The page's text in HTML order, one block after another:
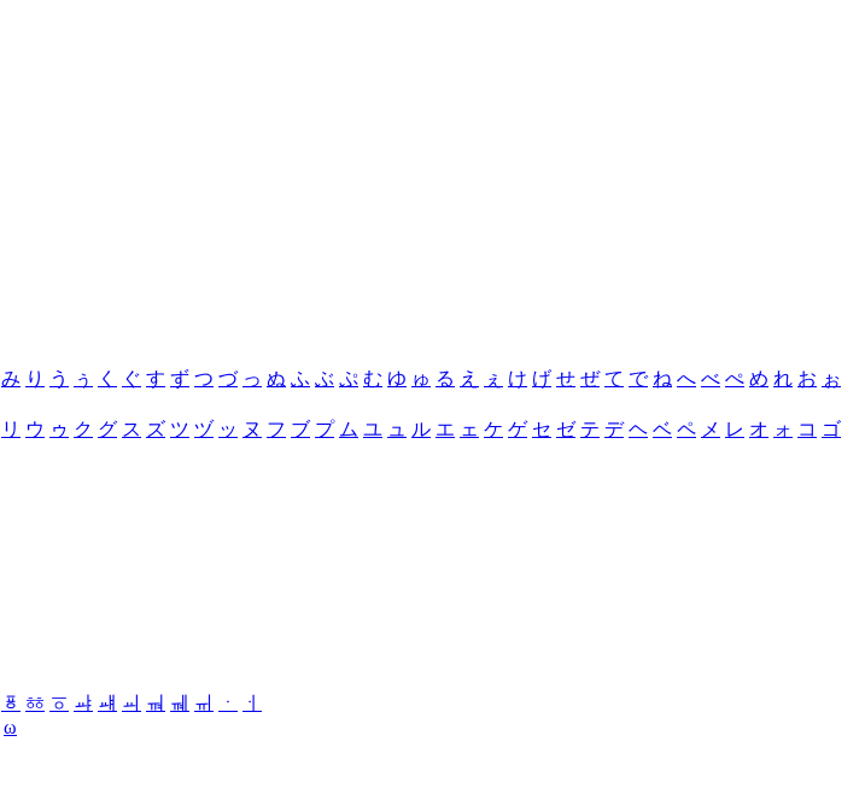
み り う ぅ く ぐ す ず つ づ っ ぬ ふ ぶ ぷ む ゆ ゅ る え ぇ け げ せ ぜ て で ね へ べ ぺ め れ お ぉ
リ ウ ゥ ク グ ス ズ ツ ヅ ッ ヌ フ ブ プ ム ユ ュ ル エ ェ ケ ゲ セ ゼ テ デ ヘ ベ ペ メ レ オ ォ コ ゴ
ㆄ ㆅ ㆆ ㆇ ㆈ ㆉ ㆊ ㆋ ㆌ ㆍ
ㆎ
ω